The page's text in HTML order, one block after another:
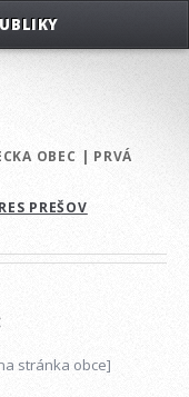
OBEC | PRVÁ
PREŠOV
stránka obce]